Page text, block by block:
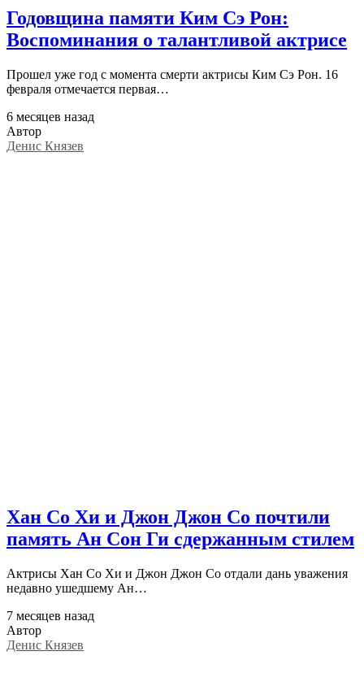
Годовщина памяти Ким Сэ Рон:
Воспоминания о талантливой актрисе
Прошел уже год с момента смерти актрисы Ким Сэ Рон. 16
февраля отмечается первая…
6 месяцев назад
Автор
Денис Князев
Хан Со Хи и Джон Джон Со почтили
память Ан Сон Ги сдержанным стилем
Актрисы Хан Со Хи и Джон Джон Со отдали дань уважения
недавно ушедшему Ан…
7 месяцев назад
Автор
Денис Князев